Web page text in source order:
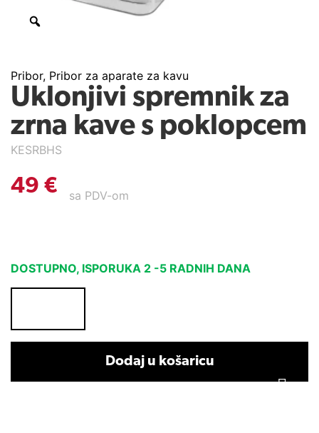
Pribor, Pribor za aparate za kavu
Uklonjivi spremnik za
zrna kave s poklopcem
KESRBHS
49 € sa PDV-om
DOSTUPNO, ISPORUKA 2 -5 RADNIH DANA
Dodaj u košaricu